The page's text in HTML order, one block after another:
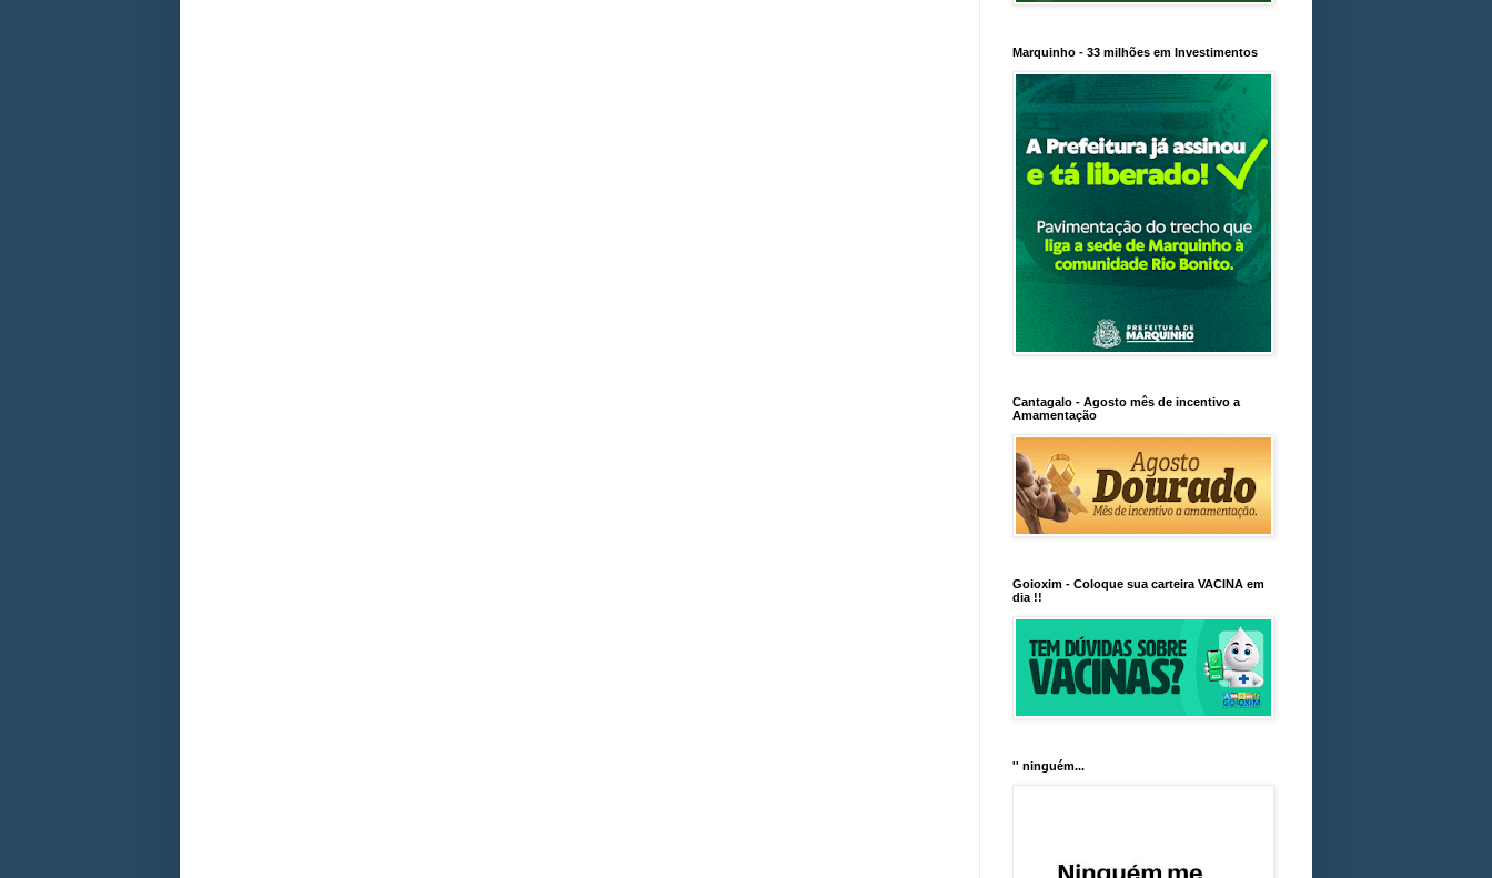
Marquinho - 33 milhões em Investimentos
Cantagalo - Agosto mês de incentivo a
Amamentação
Goioxim - Coloque sua carteira VACINA em
dia !!
'' ninguém...